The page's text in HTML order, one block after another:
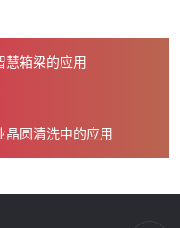
慧箱梁的应用
晶圆清洗中的应用